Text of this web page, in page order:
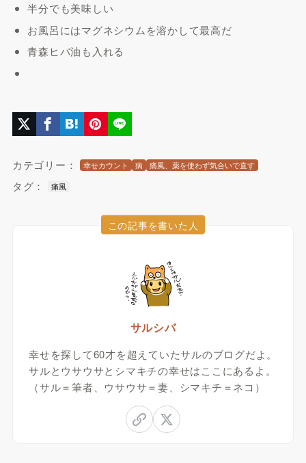
半分でも美味しい
お風呂にはマグネシウムを溶かして最高だ
青森ヒバ油も入れる
カテゴリー： 幸せカウント 病 痛風、薬を使わず気合いで直す
タグ： 痛風
この記事を書いた人
サルシバ
幸せを探して60才を超えていたサルのブログだよ。
サルとウサウサとシマキチの幸せはここにあるよ。
（サル＝筆者、ウサウサ＝妻、シマキチ＝ネコ）